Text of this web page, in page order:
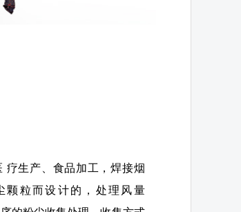
疗生产、食品加工，焊接烟
颗粒而设计的，处理风量